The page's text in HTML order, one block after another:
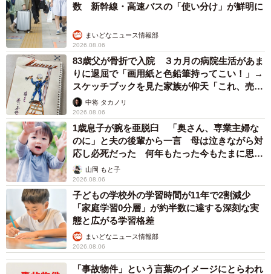
数 新幹線・高速バスの「使い分け」が鮮明に
まいどなニュース情報部
2026.08.06
83歳父が骨折で入院 ３カ月の病院生活があま
りに退屈で「画用紙と色鉛筆持ってこい！」→
スケッチブックを見た家族が仰天「これ、売れ
ますよ…」
中将 タカノリ
2026.08.06
1歳息子が腕を亜脱臼 「奥さん、専業主婦な
のに」と夫の後輩から一言 母は泣きながら対
応し必死だった 何年もたった今もたまに思い
出し…山岡 もと子
2026.08.06
子どもの学校外の学習時間が11年で2割減少
「家庭学習0分層」が約半数に達する深刻な実
態と広がる学習格差
まいどなニュース情報部
2026.08.06
「事故物件」という言葉のイメージにとらわれ